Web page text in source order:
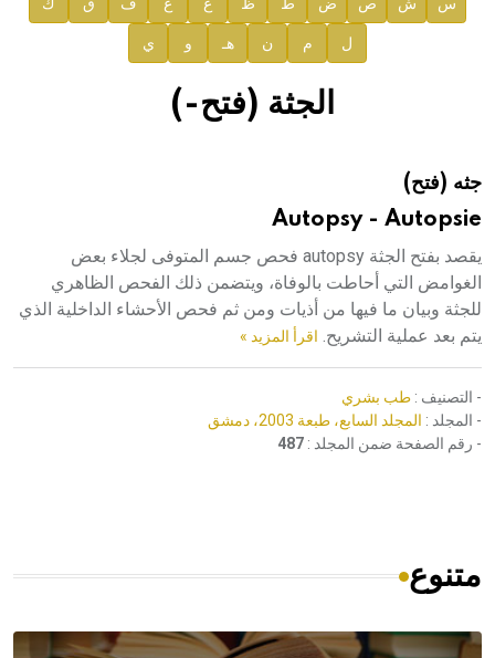
صدور المجلد السابع من موسوعة الآثار في سورية
صدور المجلد الثامن عشر من الموسوعة الطبية
هيئة الموسوعة العربية تطلق موسوعات جديدة في عام 2026
ل م ن هـ و ي
الجثة (فتح-)
جثه (فتح)
Autopsy - Autopsie
يقصد بفتح الجثة autopsy فحص جسم المتوفى لجلاء بعض
الغوامض التي أحاطت بالوفاة، ويتضمن ذلك الفحص الظاهري
للجثة وبيان ما فيها من أذيات ومن ثم فحص الأحشاء الداخلية الذي
يتم بعد عملية التشريح. اقرأ المزيد »
- التصنيف : طب بشري
- المجلد : المجلد السابع، طبعة 2003، دمشق
- رقم الصفحة ضمن المجلد : 487
متنوع